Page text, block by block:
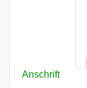
Anschrift